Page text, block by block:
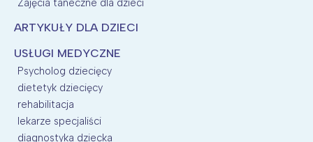
Zajęcia taneczne dla dzieci
ARTYKUŁY DLA DZIECI
USŁUGI MEDYCZNE
Psycholog dziecięcy
dietetyk dziecięcy
rehabilitacja
lekarze specjaliści
diagnostyka dziecka